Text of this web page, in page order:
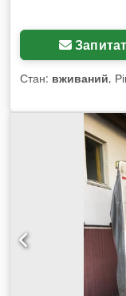
Стан: вживаний,